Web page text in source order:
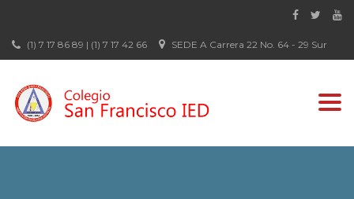
SEDE A Carrera 22 No. 64 - 29 Sur
(1) 7 17 86 89 | (1) 7 17 42 66